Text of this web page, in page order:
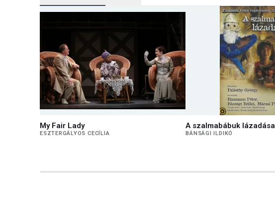
My Fair Lady
ESZTERGÁLYOS CECÍLIA
A szalmabábuk lázadása
BÁNSÁGI ILDIKÓ